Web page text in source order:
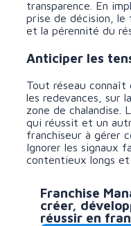
transparence. En
prise de décision, le
et la pérennité du
Anticiper les
Tout réseau connaît
les redevances, sur
zone de chalandise.
qui réussit et un
franchiseur à gérer
Ignorer les signaux
contentieux longs et
Franchise
créer,
réussir en